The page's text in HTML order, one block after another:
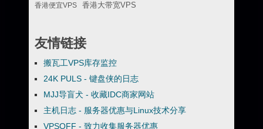
香港便宜VPS 香港大带宽VPS
友情链接
搬瓦工VPS库存监控
24K PULS - 键盘侠的日志
MJJ导盲犬 - 收藏IDC商家网站
主机日志 - 服务器优惠与Linux技术分享
VPSOFF - 致力收集服务器优惠